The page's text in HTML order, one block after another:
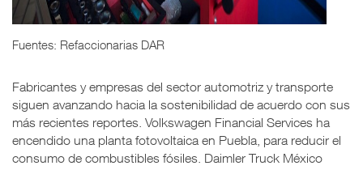
Fuentes: Refaccionarias DAR
Fabricantes y empresas del sector automotriz y transporte
siguen avanzando hacia la sostenibilidad de acuerdo con sus
más recientes reportes. Volkswagen Financial Services ha
encendido una planta fotovoltaica en Puebla, para reducir el
consumo de combustibles fósiles. Daimler Truck México